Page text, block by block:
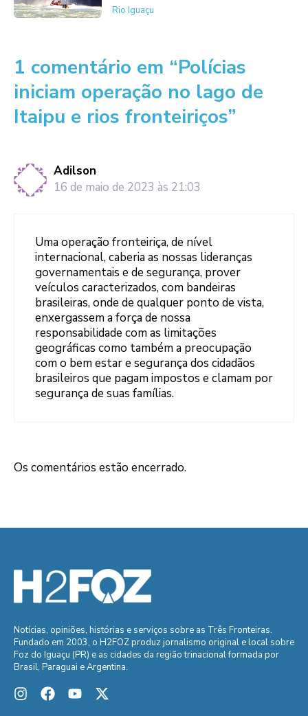
Rio Iguaçu
1 comentário em “Polícias
iniciam operação no lago de
Itaipu e rios fronteiriços”
Adilson
16 de maio de 2023 às 21:03
Uma operação fronteiriça, de nível
internacional, caberia as nossas lideranças
governamentais e de segurança, prover
veículos caracterizados, com bandeiras
brasileiras, onde de qualquer ponto de vista,
enxergassem a força de nossa
responsabilidade com as limitações
geográficas como também a preocupação
com o bem estar e segurança dos cidadãos
brasileiros que pagam impostos e clamam por
segurança de suas famílias.
Os comentários estão encerrado.
Notícias, opiniões, histórias e serviços sobre as Três Fronteiras.
Fundado em 2003, o H2FOZ produz jornalismo original e local sobre
Foz do Iguaçu (PR) e as cidades da região trinacional formada por
Brasil, Paraguai e Argentina.